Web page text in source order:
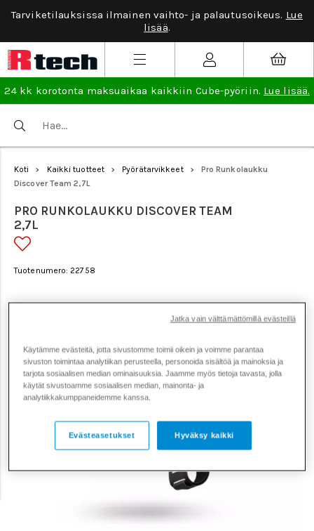
Tarviketilauksissa ilmainen vaihto- ja palautusoikeus. Lue
lisää.
24 kk korotonta maksuaikaa kaikkiin Cube-pyöriin. Lue lisää.
Koti > Kaikki tuotteet > Pyörätarvikkeet >
Pro Runkolaukku
Discover Team 2,7L
PRO RUNKOLAUKKU DISCOVER TEAM
2,7L
Tuotenumero: 22758
Tarjous
Käytämme evästeitä, jotta sivustomme toimii oikein ja voimme parantaa
sivuston toimintaa analytiikan perusteella, personoida sisältöä ja mainoksia ja
tarjota sosiaalisen median ominaisuuksia. Jaamme myös tietoja tavasta, jolla
käytät sivustoamme sosiaalisen median, mainonta- ja
analytiikkakumppaneidemme kanssa.
Hyväksy kaikki
Evästeasetukset
Jatka vain välttämättömillä evästeillä